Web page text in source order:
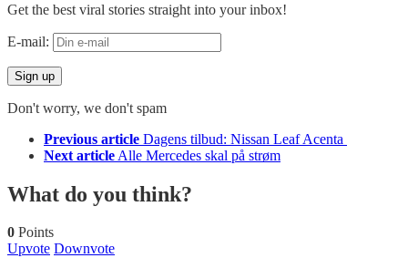
Get the best viral stories straight into your inbox!
E-mail:
Don't worry, we don't spam
more
Previous article Dagens tilbud: Nissan Leaf Acenta
Next article Alle Mercedes skal på strøm
What do you think?
0 Points
Upvote Downvote